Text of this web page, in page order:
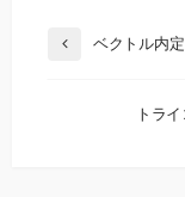
ベクトル内定
トラ